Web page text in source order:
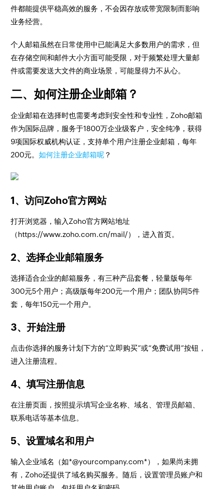
件都能提供平稳高效的服务，不会因存放或带宽限制而影响
业务经营。
个人邮箱虽然在日常使用中已能满足大多数用户的需求，但
在存储空间和邮件大小方面可能受限，对于频繁处理大量邮
件或需要发送大文件的商业场景，可能显得力不从心。
二、如何注册企业邮箱？
企业邮箱在选择时也需要考虑到安全性和专业性，Zoho邮箱
作为国际品牌，服务于1800万企业级客户，安全纯净，获得
9项国际权威机构认证，支持单个用户注册企业邮箱，每年
200元。如何注册企业邮箱呢 ？
1、访问Zoho官方网站
打开浏览器，输入Zoho官方网站地址
（https://www.zoho.com.cn/mail/），进入首页。
2、选择企业邮箱服务
选择适合企业的邮箱服务，有三种产品套餐，轻量版每年
300元5个用户；高级版每年200元一个用户；团队协同5件
套，每年150元一个用户。
3、开始注册
点击你选择的服务计划下方的“立即购买”或“免费试用”按钮，
进入注册流程。
4、填写注册信息
在注册页面，按照提示填写企业名称、域名、管理员邮箱、
联系电话等基本信息。
5、设置域名和用户
输入企业域名（如*@yourcompany.com*），如果尚未拥
有，Zoho还提供了域名购买服务。随后，设置管理员账户和